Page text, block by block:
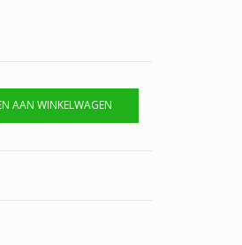
AAN WINKELWAGEN